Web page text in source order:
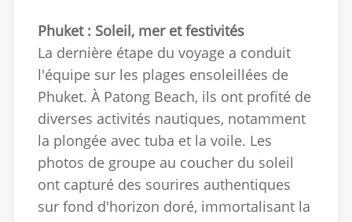
Phuket : Soleil, mer et festivités
La dernière étape du voyage a conduit
l'équipe sur les plages ensoleillées de
Phuket. À Patong Beach, ils ont profité de
diverses activités nautiques, notamment
la plongée avec tuba et la voile. Les
photos de groupe au coucher du soleil
ont capturé des sourires authentiques
sur fond d'horizon doré, immortalisant la